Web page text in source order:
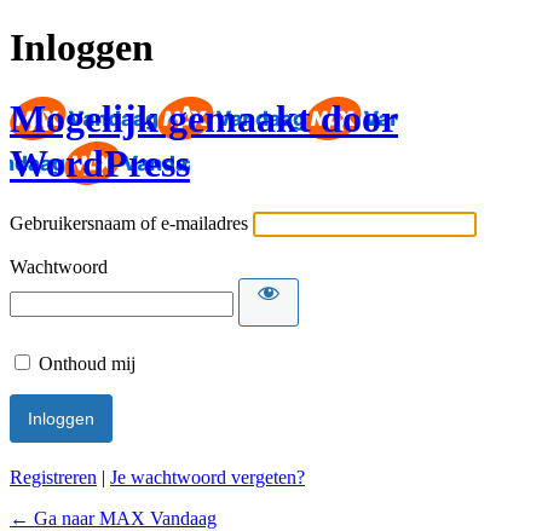
Inloggen
Mogelijk gemaakt door
WordPress
Gebruikersnaam of e-mailadres
Wachtwoord
Onthoud mij
Registreren | Je wachtwoord vergeten?
← Ga naar MAX Vandaag